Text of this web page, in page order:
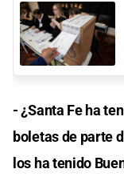
- ¿Santa Fe ha
boletas de parte
los ha tenido